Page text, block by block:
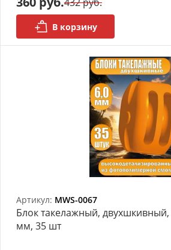
В корзину
Артикул: MWS-0067
Блок такелажный,
мм, 35 шт